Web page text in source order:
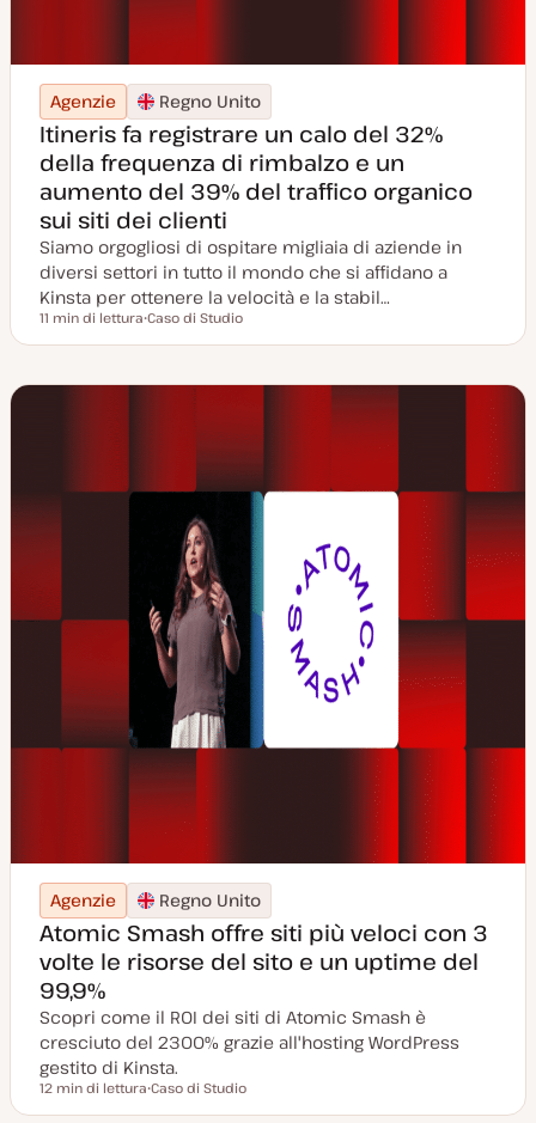
Agenzie Regno Unito
Itineris fa registrare un calo del 32%
della frequenza di rimbalzo e un
aumento del 39% del traffico organico
sui siti dei clienti
Siamo orgogliosi di ospitare migliaia di aziende in
diversi settori in tutto il mondo che si affidano a
Kinsta per ottenere la velocità e la stabil…
Tempo di lettura
11 min di lettura
o
t
Caso di Studio
Agenzie Regno Unito
Atomic Smash offre siti più veloci con 3
volte le risorse del sito e un uptime del
99,9%
Scopri come il ROI dei siti di Atomic Smash è
cresciuto del 2300% grazie all'hosting WordPress
gestito di Kinsta.
Tempo di lettura
12 min di lettura
o
Caso di Studio